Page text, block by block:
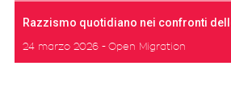
Razzismo quotidiano nei confronti
24 marzo 2026 Open Migration